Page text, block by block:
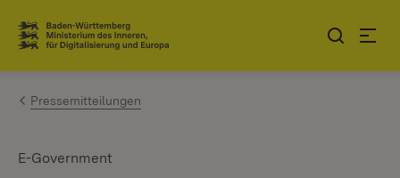
Zum Inhalt springen
Link zur Startseite
Pressemitteilungen
E-Government